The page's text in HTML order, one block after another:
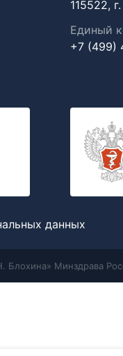
115522,
Единый
+7 (499)
данных
Минздрава